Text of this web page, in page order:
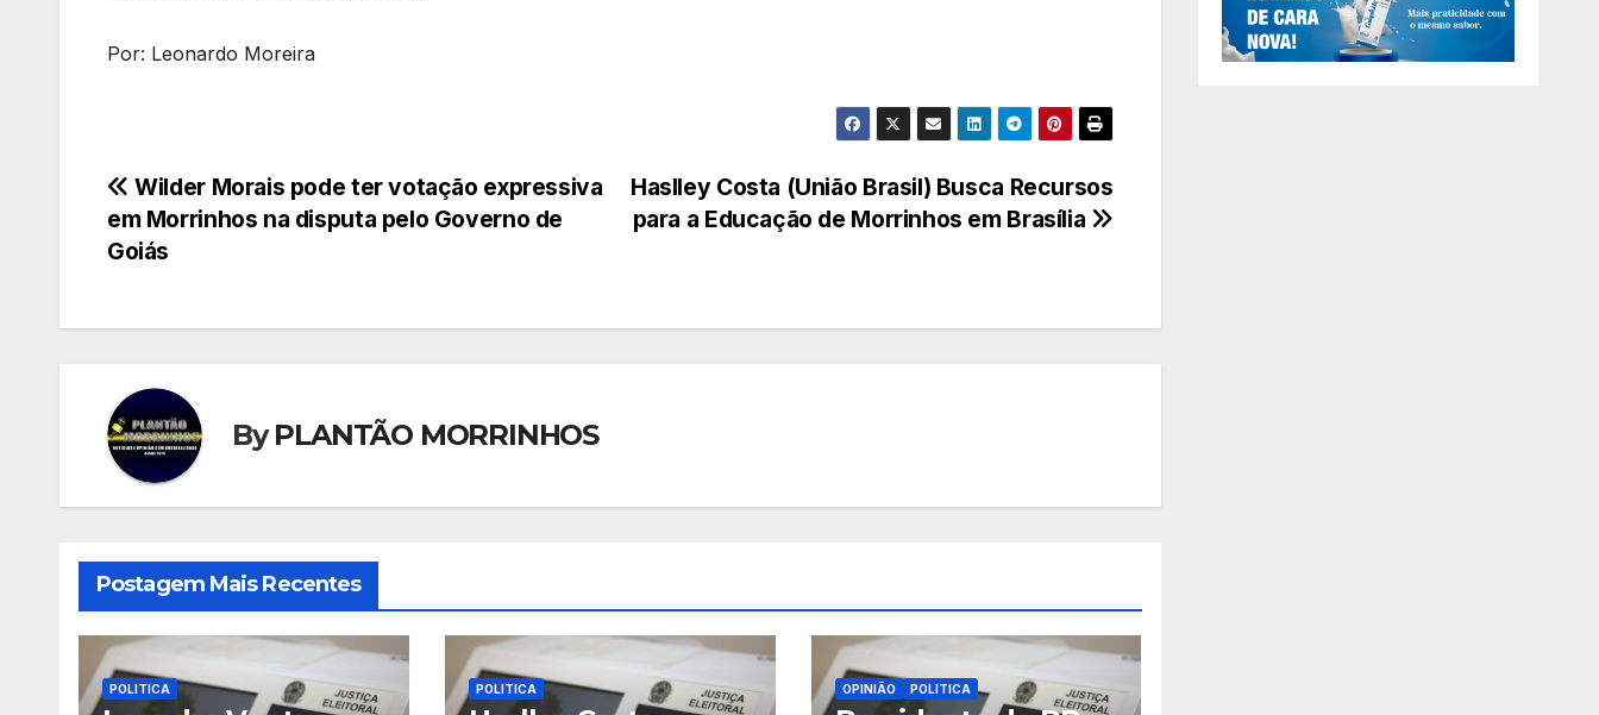
Por: Leonardo Moreira
Navegação
de
Haslley Costa (União Brasil) Busca Recursos
para a Educação de Morrinhos em Brasília
Wilder Morais pode ter votação expressiva
em Morrinhos na disputa pelo Governo de
Goiás
ByPLANTÃO MORRINHOS
Postagem Mais Recentes
POLITICA POLITICA OPINIÃO POLITICA